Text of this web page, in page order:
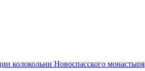
колокольни Новоспасского монастыря